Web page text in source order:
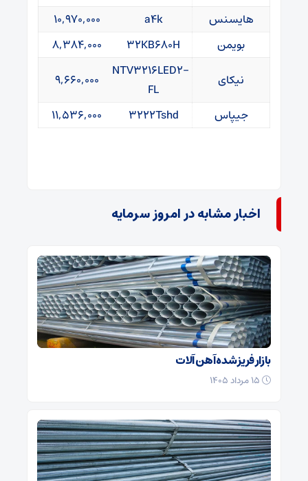
هایسنس
a۴k
۱۰,۹۷۰,۰۰۰
بویمن
۳۲KB۶۸۰H
۸,۳۸۴,۰۰۰
نیکای
NTV۳۲۱۶LED۲-
FL
۹,۶۶۰,۰۰۰
جیپاس
۳۲۲۲Tshd ۱۱,۵۳۶,۰۰۰
اخبار مشابه در امروز سرمایه
بازار فریز شده آهن آلات